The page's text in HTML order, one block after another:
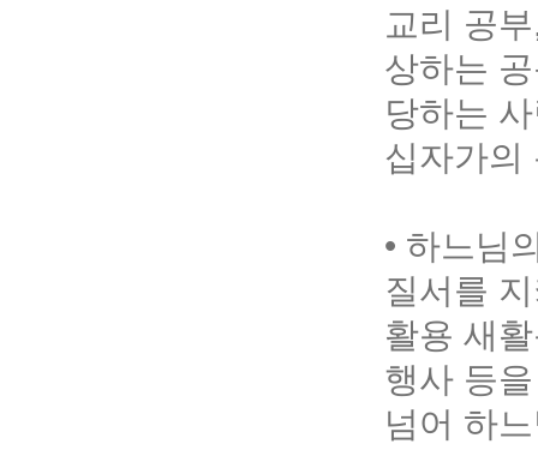
교리 공
상하는
당하는
십자가의
• 하느님
질서를
활용 새
행사 등
넘어 하